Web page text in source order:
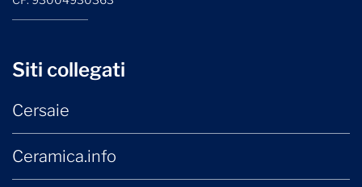
Siti collegati
Cersaie
Ceramica.info